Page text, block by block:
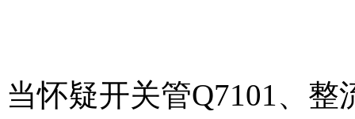
当怀疑开关管Q7101、整